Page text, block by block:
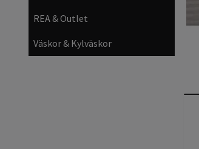
REA & Outlet
Väskor & Kylväskor